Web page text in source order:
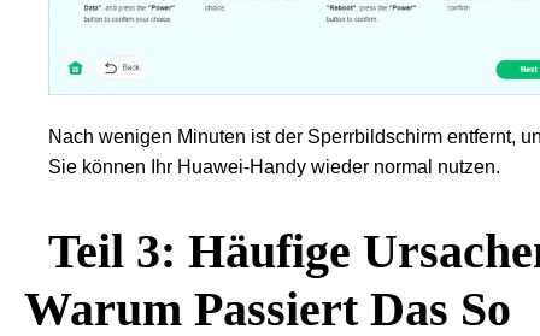
Nach wenigen Minuten ist der Sperrbildschirm entfernt,
Sie können Ihr Huawei-Handy wieder normal nutzen.
Teil 3: Häufige
Warum Passiert Das So